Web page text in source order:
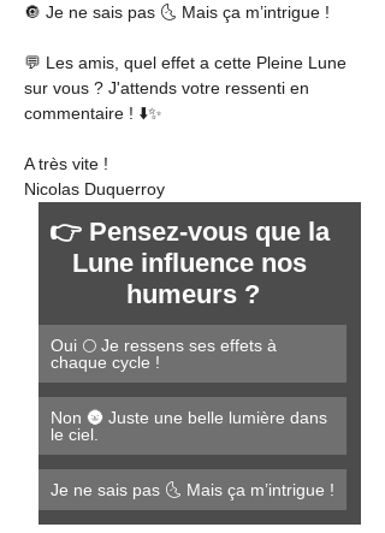
🔘 Je ne sais pas 🌜 Mais ça m’intrigue !
💬 Les amis, quel effet a cette Pleine Lune
sur vous ? J'attends votre ressenti en
commentaire ! ⬇️✨
A très vite !
Nicolas Duquerroy
👉 Pensez-vous que la
Lune influence nos
humeurs ?
Oui 🌕 Je ressens ses effets à
chaque cycle !
Non 🌚 Juste une belle lumière dans
le ciel.
Je ne sais pas 🌜 Mais ça m’intrigue !